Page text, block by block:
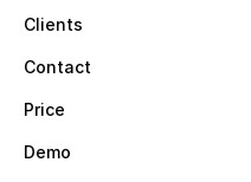
Clients
Contact
Price
Demo